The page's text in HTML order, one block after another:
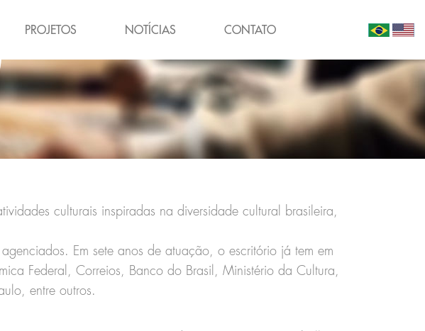
PROJETOS NOTÍCIAS CONTATO
culturais inspiradas na diversidade cultural brasileira,
Em sete anos de atuação, o escritório já tem em
Federal, Correios, Banco do Brasil, Ministério da Cultura,
entre outros.